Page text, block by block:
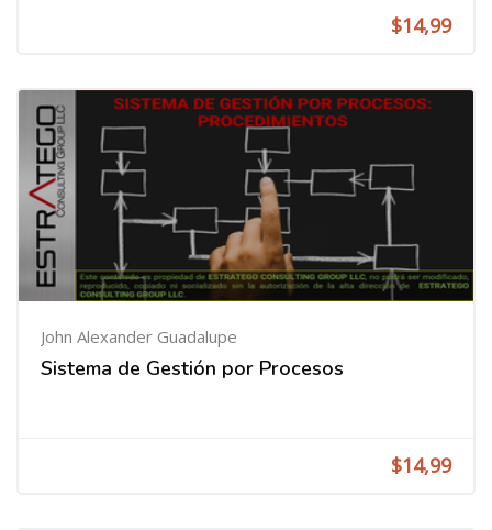
$14,99
John Alexander Guadalupe
Sistema de Gestión por Procesos
$14,99